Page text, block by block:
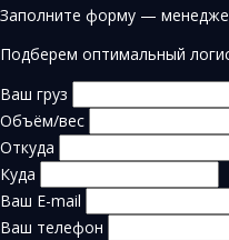
Заполните форму —
Подберем оптимальный
Ваш груз
Объём/вес
Откуда
Куда
Ваш E-mail
Ваш телефон